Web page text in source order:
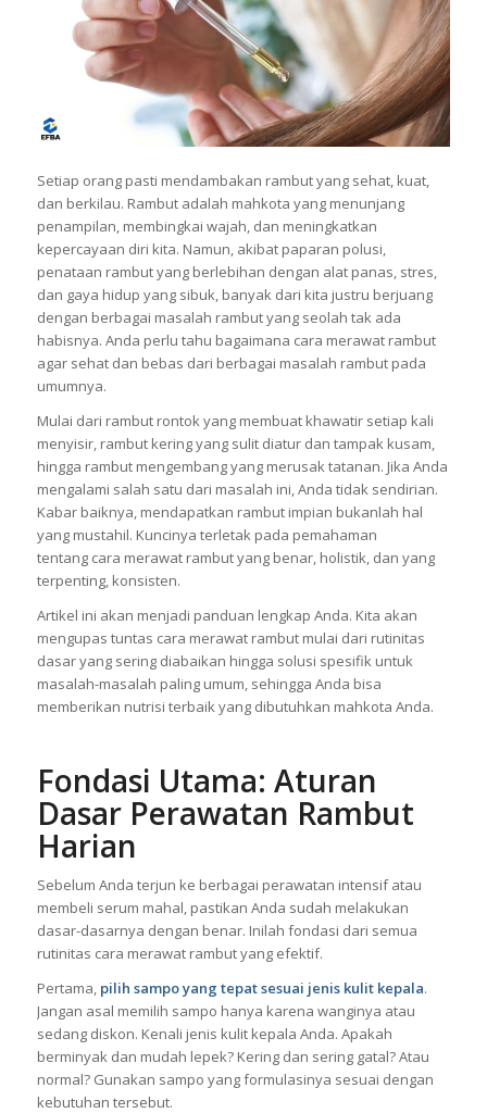
Setiap orang pasti mendambakan rambut yang sehat, kuat,
dan berkilau. Rambut adalah mahkota yang menunjang
penampilan, membingkai wajah, dan meningkatkan
kepercayaan diri kita. Namun, akibat paparan polusi,
penataan rambut yang berlebihan dengan alat panas, stres,
dan gaya hidup yang sibuk, banyak dari kita justru berjuang
dengan berbagai masalah rambut yang seolah tak ada
habisnya. Anda perlu tahu bagaimana cara merawat rambut
agar sehat dan bebas dari berbagai masalah rambut pada
umumnya.
Mulai dari rambut rontok yang membuat khawatir setiap kali
menyisir, rambut kering yang sulit diatur dan tampak kusam,
hingga rambut mengembang yang merusak tatanan. Jika Anda
mengalami salah satu dari masalah ini, Anda tidak sendirian.
Kabar baiknya, mendapatkan rambut impian bukanlah hal
yang mustahil. Kuncinya terletak pada pemahaman
tentang cara merawat rambut yang benar, holistik, dan yang
terpenting, konsisten.
Artikel ini akan menjadi panduan lengkap Anda. Kita akan
mengupas tuntas cara merawat rambut mulai dari rutinitas
dasar yang sering diabaikan hingga solusi spesifik untuk
masalah-masalah paling umum, sehingga Anda bisa
memberikan nutrisi terbaik yang dibutuhkan mahkota Anda.
Fondasi Utama: Aturan
Dasar Perawatan Rambut
Harian
Sebelum Anda terjun ke berbagai perawatan intensif atau
membeli serum mahal, pastikan Anda sudah melakukan
dasar-dasarnya dengan benar. Inilah fondasi dari semua
rutinitas cara merawat rambut yang efektif.
Pertama, pilih sampo yang tepat sesuai jenis kulit kepala.
Jangan asal memilih sampo hanya karena wanginya atau
sedang diskon. Kenali jenis kulit kepala Anda. Apakah
berminyak dan mudah lepek? Kering dan sering gatal? Atau
normal? Gunakan sampo yang formulasinya sesuai dengan
kebutuhan tersebut.